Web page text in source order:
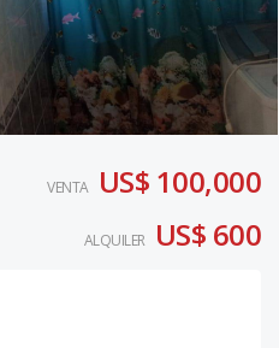
VENTA US$ 100,000
ALQUILER US$ 600